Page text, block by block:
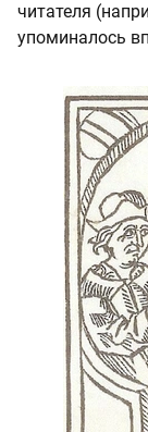
читателя
упоминалось